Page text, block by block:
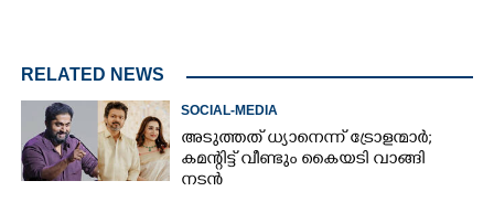
RELATED NEWS
SOCIAL-MEDIA
അടുത്തത് ധ്യാനെന്ന് ട്രോളന്മാർ;
കമന്റിട്ട് വീണ്ടും കൈയടി വാങ്ങി
നടൻ